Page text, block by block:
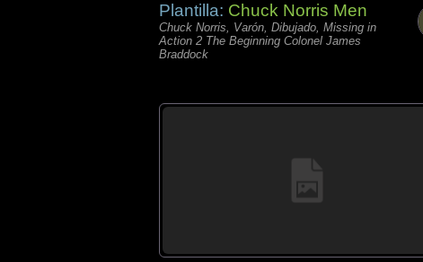
Plantilla: Chuck Norris Men
Chuck Norris, Varón, Dibujado, Missing in
Action 2 The Beginning Colonel James
Braddock